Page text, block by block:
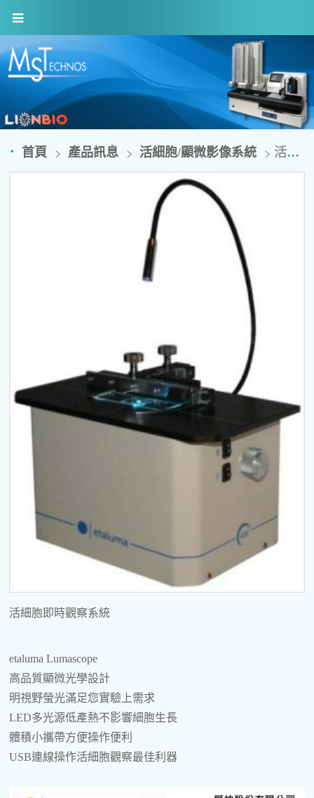
首頁 產品訊息 活細胞/顯微影像系統 活細胞即時觀察系統
活細胞即時觀察系統
etaluma Lumascope
高品質顯微光學設計
明視野螢光滿足您實驗上需求
LED多光源低產熱不影響細胞生長
體積小攜帶方便操作便利
USB連線操作活細胞觀察最佳利器